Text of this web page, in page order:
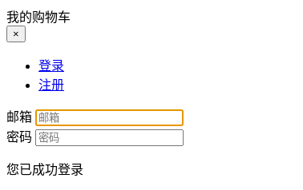
我的购物车
×
登录
注册
邮箱
密码
您已成功登录